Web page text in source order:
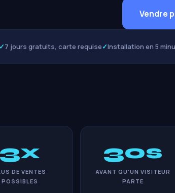
Vendre
✓7 jours gratuits, carte requise✓Installation en 5
3x
DE VENTES
POSSIBLES
30s
AVANT QU'UN VISITEUR
PARTE